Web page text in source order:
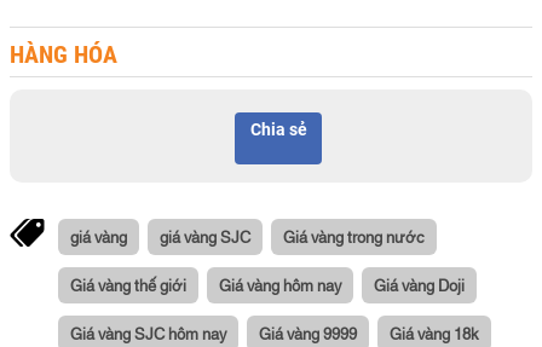
HÀNG HÓA
Chia sẻ
giá vàng giá vàng SJC Giá vàng trong nước
Giá vàng thế giới Giá vàng hôm nay Giá vàng Doji
Giá vàng SJC hôm nay Giá vàng 9999 Giá vàng 18k